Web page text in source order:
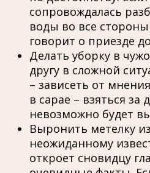
сопровождалась
воды во все
говорит о приезде
Делать уборку в
другу в сложной
– зависеть от
в сарае – взяться за
невозможно будет
Выронить метелку
неожиданному
откроет сновидцу